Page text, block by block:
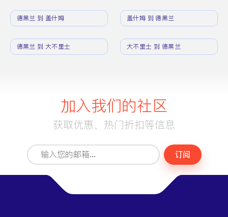
德黑兰 到 盖什姆 盖什姆 到 德黑兰
德黑兰 到 大不里士 大不里士 到 德黑兰
加入我们的社区
获取优惠、热门折扣等信息
订阅